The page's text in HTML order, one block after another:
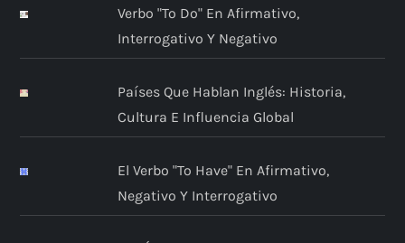
Verbo "to Do" En Afirmativo,
Interrogativo Y Negativo
Países Que Hablan Inglés: Historia,
Cultura E Influencia Global
El Verbo "to Have" En Afirmativo,
Negativo Y Interrogativo